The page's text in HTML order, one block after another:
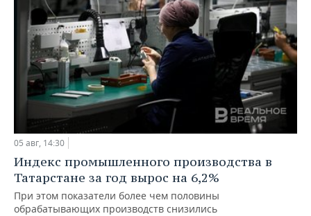
05 авг, 14:30
Индекс промышленного производства в
Татарстане за год вырос на 6,2%
При этом показатели более чем половины
обрабатывающих производств снизились